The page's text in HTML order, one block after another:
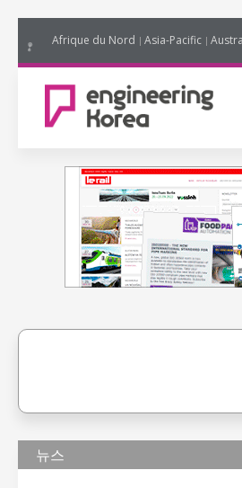
Afrique du Nord Asia-Pacific
뉴스